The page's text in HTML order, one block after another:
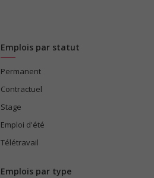
Emplois par statut
Permanent
Contractuel
Stage
Emploi d'été
Télétravail
Emplois par type